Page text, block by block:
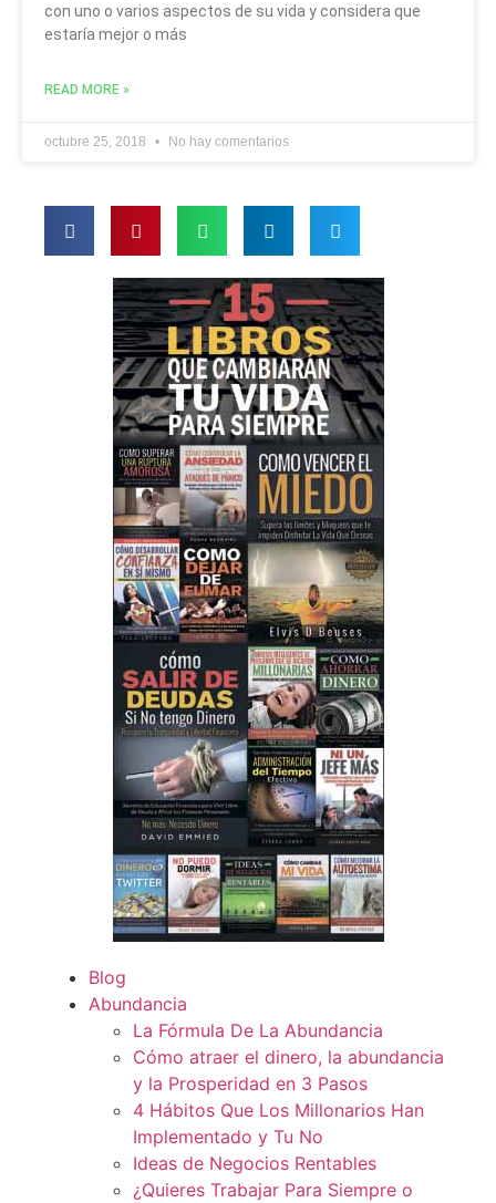
con uno o varios aspectos de su vida y considera que
estaría mejor o más
READ MORE »
octubre 25, 2018 No hay comentarios
Blog
Abundancia
La Fórmula De La Abundancia
Cómo atraer el dinero, la abundancia
y la Prosperidad en 3 Pasos
4 Hábitos Que Los Millonarios Han
Implementado y Tu No
Ideas de Negocios Rentables
¿Quieres Trabajar Para Siempre o